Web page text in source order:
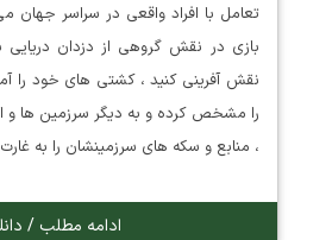
تعامل با افراد واقعی در سراسر جهان
بازی در نقش گروهی از دزدان دریایی
نقش آفرینی کنید ، کشتی های خود را
را مشخص کرده و به دیگر سرزمین ها و
، منابع و سکه های سرزمینشان را به غارت
ادامه مطلب /